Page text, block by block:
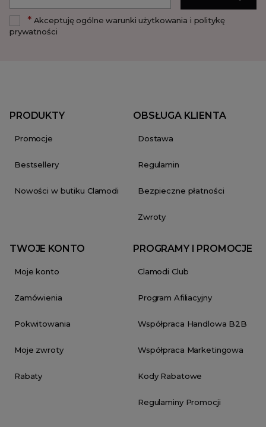
*Akceptuję ogólne warunki użytkowania i politykę
prywatności
PRODUKTY
Promocje
Bestsellery
Nowości w butiku Clamodi
OBSŁUGA KLIENTA
Dostawa
Regulamin
Bezpieczne płatności
Zwroty
TWOJE KONTO
Moje konto
Zamówienia
Pokwitowania
Moje zwroty
Rabaty
PROGRAMY I PROMOCJE
Clamodi Club
Program Afiliacyjny
Współpraca Handlowa B2B
Współpraca Marketingowa
Kody Rabatowe
Regulaminy Promocji